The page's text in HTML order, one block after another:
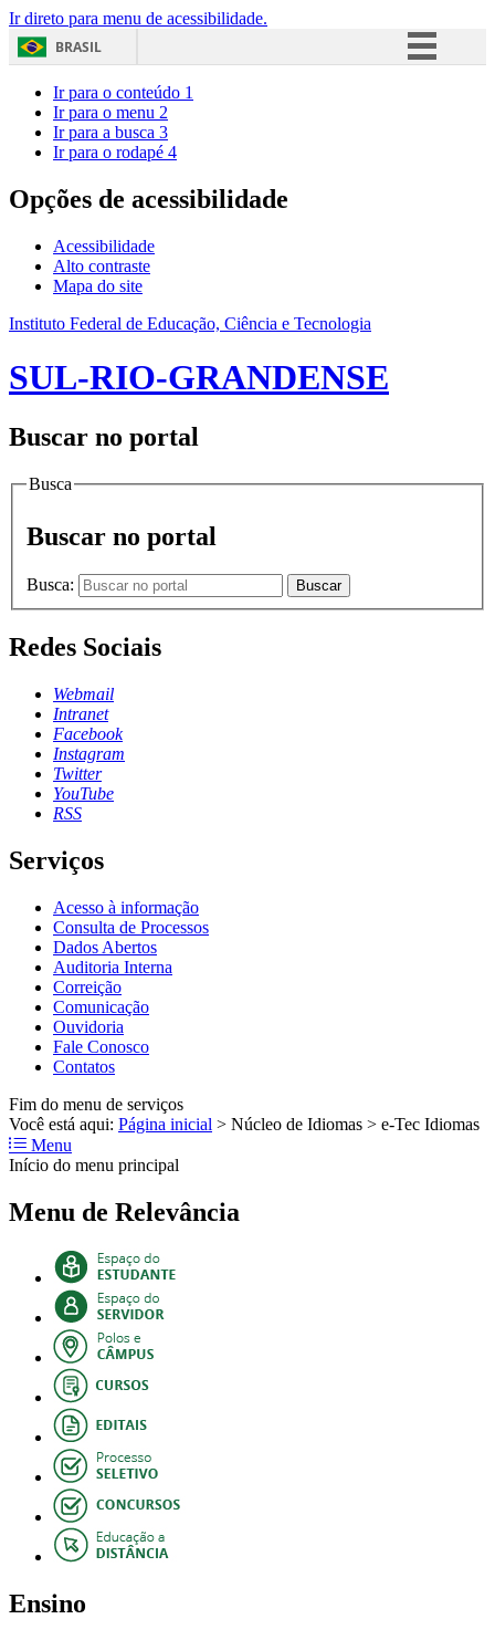
Ir direto para menu de acessibilidade.
BRASIL
Acesso à informação
Ir para o conteúdo 1
Ir para o menu 2
Ir para a busca 3
Ir para o rodapé 4
Opções de acessibilidade
Acessibilidade
Alto contraste
Mapa do site
Instituto Federal de Educação, Ciência e Tecnologia
SUL-RIO-GRANDENSE
Buscar no portal
Busca
Buscar no portal
Busca: Buscar
Redes Sociais
Webmail
Intranet
Facebook
Instagram
Twitter
YouTube
RSS
Serviços
Acesso à informação
Consulta de Processos
Dados Abertos
Auditoria Interna
Correição
Comunicação
Ouvidoria
Fale Conosco
Contatos
Fim do menu de serviços
Você está aqui: Página inicial > Núcleo de Idiomas > e-Tec Idiomas
Menu
Início do menu principal
Menu de Relevância
Ensino